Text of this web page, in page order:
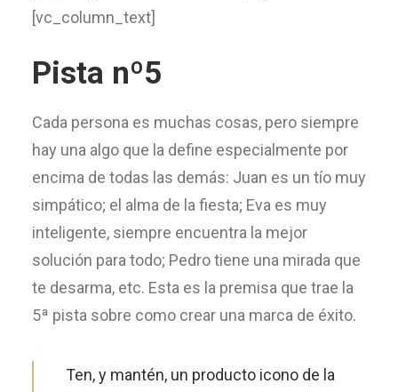
[vc_column_text]
Pista nº5
Cada persona es muchas cosas, pero siempre
hay una algo que la define especialmente por
encima de todas las demás: Juan es un tío muy
simpático; el alma de la fiesta; Eva es muy
inteligente, siempre encuentra la mejor
solución para todo; Pedro tiene una mirada que
te desarma, etc. Esta es la premisa que trae la
5ª pista sobre como crear una marca de éxito.
Ten, y mantén, un producto icono de la